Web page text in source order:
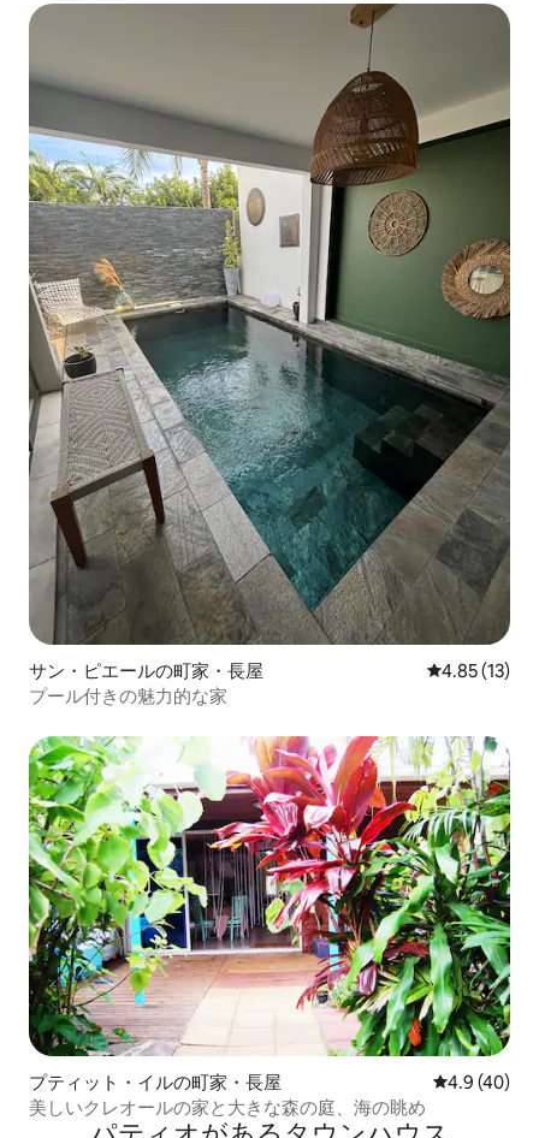
サン・ピエールの町家・長屋 レビュー13
4.85 (13)
プール付きの魅力的な家
プティット・イルの町家・長屋 レビュー40
4.9 (40)
美しいクレオールの家と大きな森の庭、海の眺め